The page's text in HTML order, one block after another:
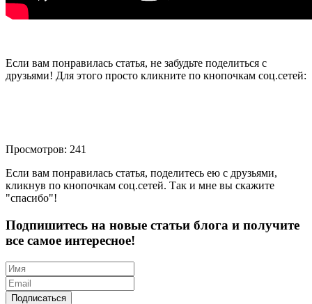
Если вам понравилась статья, не забудьте поделиться с
друзьями! Для этого просто кликните по кнопочкам соц.сетей:
Просмотров: 241
Если вам понравилась статья, поделитесь ею с друзьями,
кликнув по кнопочкам соц.сетей. Так и мне вы скажите
"спасибо"!
Подпишитесь на новые статьи блога и получите
все самое интересное!